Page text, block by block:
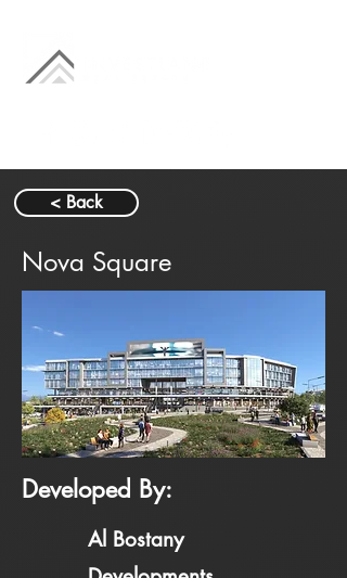
< Back
Nova Square
Developed By:
Al Bostany